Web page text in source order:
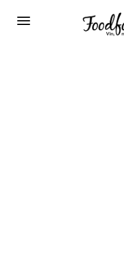
Växla